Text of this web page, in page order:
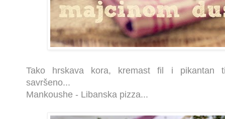
Tako hrskava kora, kremast fil i pikantan
savršeno...
Mankoushe - Libanska pizza...